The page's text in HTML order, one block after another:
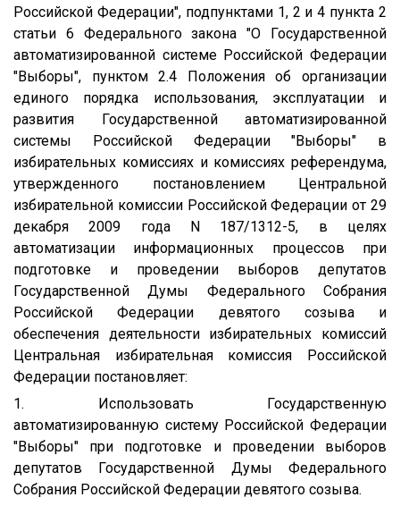
Российской Федерации", подпунктами 1, 2 и 4 пункта 2
статьи 6 Федерального закона "О Государственной
автоматизированной системе Российской Федерации
"Выборы", пунктом 2.4 Положения об организации
единого порядка использования, эксплуатации и
развития Государственной автоматизированной
системы Российской Федерации "Выборы" в
избирательных комиссиях и комиссиях референдума,
утвержденного постановлением Центральной
избирательной комиссии Российской Федерации от 29
декабря 2009 года N 187/1312-5, в целях
автоматизации информационных процессов при
подготовке и проведении выборов депутатов
Государственной Думы Федерального Собрания
Российской Федерации девятого созыва и
обеспечения деятельности избирательных комиссий
Центральная избирательная комиссия Российской
Федерации постановляет:
1. Использовать Государственную
автоматизированную систему Российской Федерации
"Выборы" при подготовке и проведении выборов
депутатов Государственной Думы Федерального
Собрания Российской Федерации девятого созыва.